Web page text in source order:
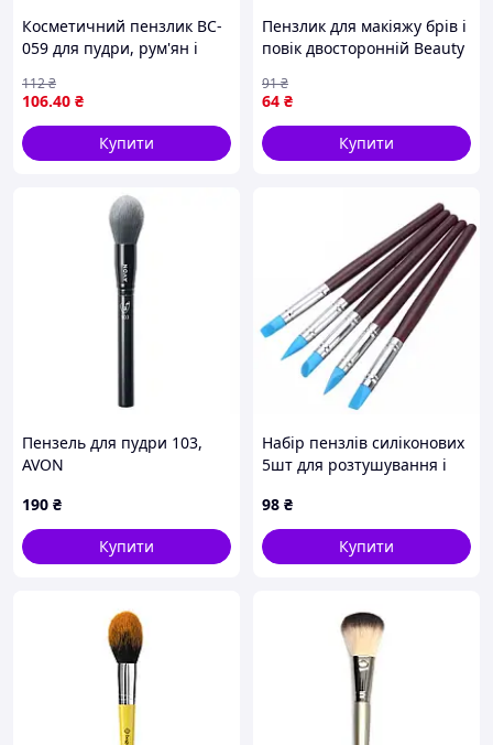
Косметичний пензлик BC-
059 для пудри, рум'ян і
106.40 ₴
112₴
Купити
Пензлик для макіяжу брів і
повік двосторонній Beauty
Brush MA-17
64 ₴
91₴
Купити
Пензель для пудри 103,
AVON
190 ₴
Купити
Набір пензлів силіконових
5шт для розтушування і
98 ₴
Купити